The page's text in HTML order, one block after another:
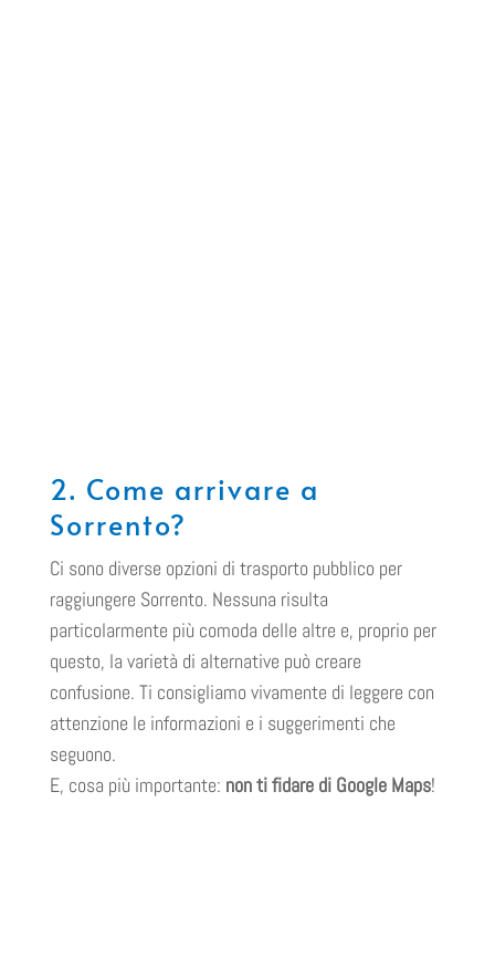
2. Come arrivare a
Sorrento?
Ci sono diverse opzioni di trasporto pubblico per
raggiungere Sorrento. Nessuna risulta
particolarmente più comoda delle altre e, proprio per
questo, la varietà di alternative può creare
confusione. Ti consigliamo vivamente di leggere con
attenzione le informazioni e i suggerimenti che
seguono.
E, cosa più importante: non ti fidare di Google Maps!